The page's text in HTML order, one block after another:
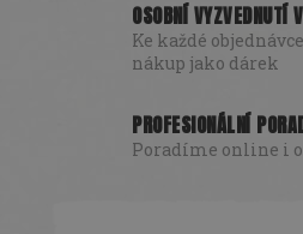
OSOBNÍ VYZVEDNUTÍ
Ke každé
nákup jako dárek
PROFESIONÁLNÍ
Poradíme online i